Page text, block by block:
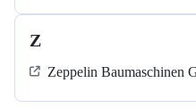
Z
Zeppelin Baumaschinen